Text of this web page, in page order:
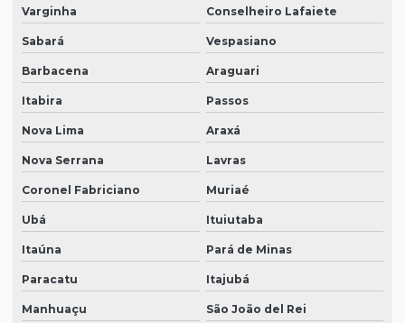
Varginha Conselheiro Lafaiete
Sabará Vespasiano
Barbacena Araguari
Itabira Passos
Nova Lima Araxá
Nova Serrana Lavras
Coronel Fabriciano Muriaé
Ubá Ituiutaba
Itaúna Pará de Minas
Paracatu Itajubá
Manhuaçu São João del Rei